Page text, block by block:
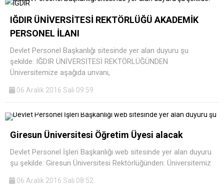
IĞDIR ÜNİVERSİTESİ REKTÖRLÜĞÜ AKADEMİK
PERSONEL İLANI
Devlet Personel Başkanlığı sitesinde yer alan duyuru şu
şekilde: IĞDIR ÜNİVERSİTESİ REKTÖRLÜĞÜNDEN
Üniversitemize aşağıda unvanı,
06 Aralık 2016 Salı 09:59
Giresun Üniversitesi Öğretim Üyesi alacak
Devlet Personel İşleri Başkanlığı web sitesinde yer alan duyuru
şu şekilde: Giresun Üniversitesi Rektörlüğünden: Üniversitemiz
06 Aralık 2016 Salı 08:52